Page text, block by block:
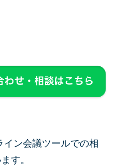
ン会議ツールでの相
す。